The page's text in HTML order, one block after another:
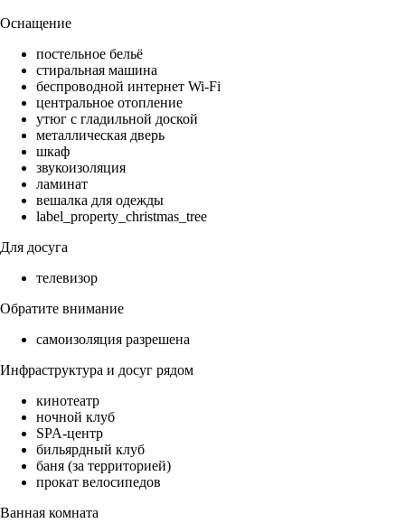
Оснащение
постельное бельё
стиральная машина
беспроводной интернет Wi-Fi
центральное отопление
утюг с гладильной доской
металлическая дверь
шкаф
звукоизоляция
ламинат
вешалка для одежды
label_property_christmas_tree
Для досуга
телевизор
Обратите внимание
самоизоляция разрешена
Инфраструктура и досуг рядом
кинотеатр
ночной клуб
SPA-центр
бильярдный клуб
баня (за территорией)
прокат велосипедов
Ванная комната